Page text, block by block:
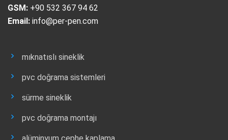
GSM: +90 532 367 94 62
Email: info@per-pen.com
mıknatıslı sineklik
pvc doğrama sistemleri
sürme sineklik
pvc doğrama montajı